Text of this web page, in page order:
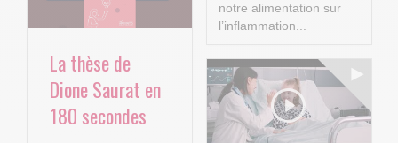
notre alimentation sur
l’inflammation...
La thèse de
Dione Saurat en
180 secondes